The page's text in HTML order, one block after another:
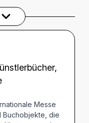
Messe
Buchobjekte, die